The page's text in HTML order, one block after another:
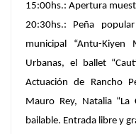
15:00hs.: Apertura
20:30hs.: Peña
municipal “Antu-Kiyen
Urbanas, el ballet
Actuación de Rancho
Mauro Rey, Natalia
bailable. Entrada libre y